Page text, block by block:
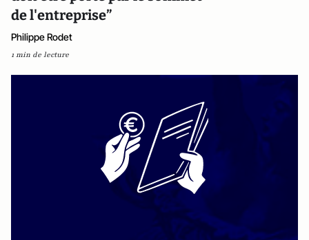
de l'entreprise”
Philippe Rodet
1 min de lecture